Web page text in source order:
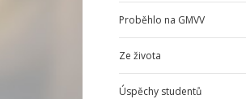
Proběhlo na GMVV
Ze života
Úspěchy studentů